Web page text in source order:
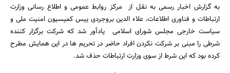
به گزارش اخبار رسمی به نقل از مرکز روابط عمومی و اطلاع رسانی وزارت
ارتباطات و فناوری اطلاعات، علاء الدین بروجردی ییس کمیسیون امنیت ملی و
سیاست خارجی مجلس شورای اسلامی یادآور شد که شرکت برگزار کننده
شرطی را مبنی بر شرکت نکردن افراد حاضر در تحریم ها در این همایش مطرح
کرده بود که این شرط از سوی وزارت ارتباطات حذف شد.